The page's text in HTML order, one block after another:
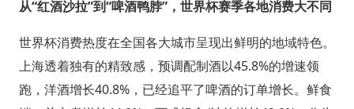
从“红酒沙拉”到“啤酒鸭脖”，世界杯赛季各地消费大不同
世界杯消费热度在全国各大城市呈现出鲜明的地域特色。
上海透着独有的精致感，预调配制酒以45.8%的增速领
跑，洋酒增长40.8%，已经追平了啤酒的订单增长。鲜食